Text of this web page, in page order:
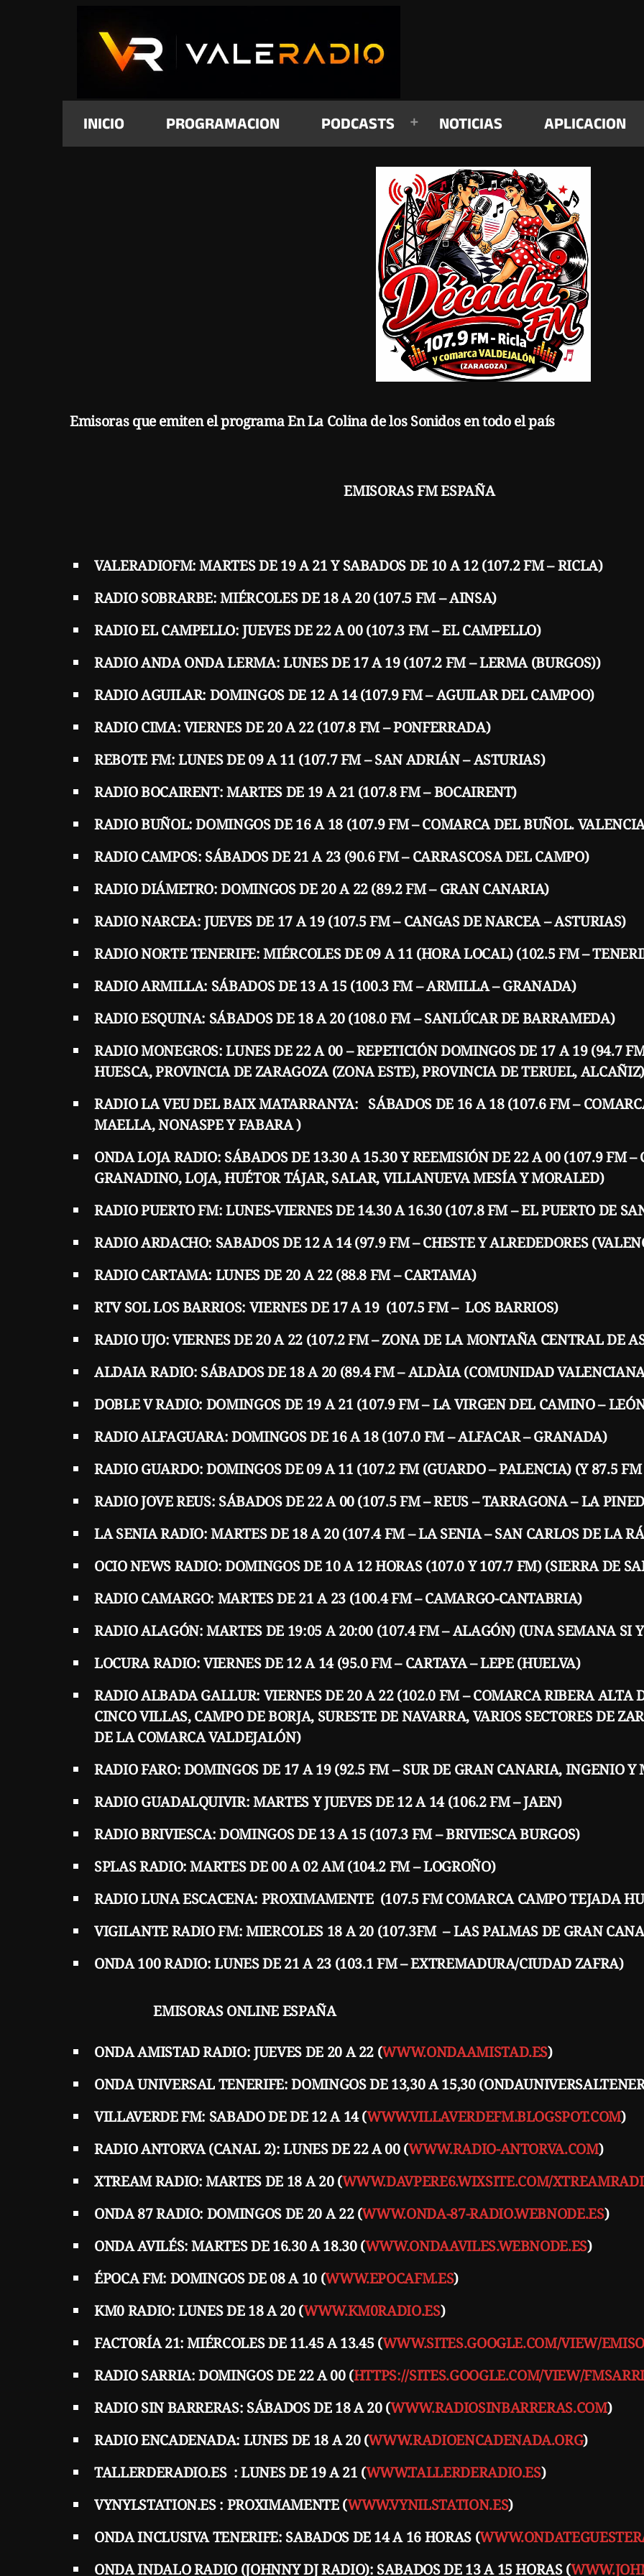
INICIO PROGRAMACION PODCASTS NOTICIAS APLICACION
Emisoras que emiten el programa En La Colina de los Sonidos en todo el país
EMISORAS FM ESPAÑA
VALERADIOFM: MARTES DE 19 A 21 Y SABADOS DE 10 A 12 (107.2 FM – RICLA)
RADIO SOBRARBE: MIÉRCOLES DE 18 A 20 (107.5 FM – AINSA)
RADIO EL CAMPELLO: JUEVES DE 22 A 00 (107.3 FM – EL CAMPELLO)
RADIO ANDA ONDA LERMA: LUNES DE 17 A 19 (107.2 FM – LERMA (BURGOS))
RADIO AGUILAR: DOMINGOS DE 12 A 14 (107.9 FM – AGUILAR DEL CAMPOO)
RADIO CIMA: VIERNES DE 20 A 22 (107.8 FM – PONFERRADA)
REBOTE FM: LUNES DE 09 A 11 (107.7 FM – SAN ADRIÁN – ASTURIAS)
RADIO BOCAIRENT: MARTES DE 19 A 21 (107.8 FM – BOCAIRENT)
RADIO BUÑOL: DOMINGOS DE 16 A 18 (107.9 FM – COMARCA DEL BUÑOL.
RADIO CAMPOS: SÁBADOS DE 21 A 23 (90.6 FM – CARRASCOSA DEL CAMPO)
RADIO DIÁMETRO: DOMINGOS DE 20 A 22 (89.2 FM – GRAN CANARIA)
RADIO NARCEA: JUEVES DE 17 A 19 (107.5 FM – CANGAS DE NARCEA – ASTURIAS)
RADIO NORTE TENERIFE: MIÉRCOLES DE 09 A 11 (HORA LOCAL) (102.5 FM –
RADIO ARMILLA: SÁBADOS DE 13 A 15 (100.3 FM – ARMILLA – GRANADA)
RADIO ESQUINA: SÁBADOS DE 18 A 20 (108.0 FM – SANLÚCAR DE BARRAMEDA)
RADIO MONEGROS: LUNES DE 22 A 00 – REPETICIÓN DOMINGOS DE 17 A 19 (94.7
HUESCA, PROVINCIA DE ZARAGOZA (ZONA ESTE), PROVINCIA DE TERUEL, ALCAÑIZ)
RADIO LA VEU DEL BAIX MATARRANYA: SÁBADOS DE 16 A 18 (107.6 FM –
MAELLA, NONASPE Y FABARA )
ONDA LOJA RADIO: SÁBADOS DE 13.30 A 15.30 Y REEMISIÓN DE 22 A 00 (107.9 FM
GRANADINO, LOJA, HUÉTOR TÁJAR, SALAR, VILLANUEVA MESÍA Y MORALED)
RADIO PUERTO FM: LUNES-VIERNES DE 14.30 A 16.30 (107.8 FM – EL PUERTO DE
RADIO ARDACHO: SABADOS DE 12 A 14 (97.9 FM – CHESTE Y ALREDEDORES
RADIO CARTAMA: LUNES DE 20 A 22 (88.8 FM – CARTAMA)
RTV SOL LOS BARRIOS: VIERNES DE 17 A 19 (107.5 FM – LOS BARRIOS)
RADIO UJO: VIERNES DE 20 A 22 (107.2 FM – ZONA DE LA MONTAÑA CENTRAL DE
ALDAIA RADIO: SÁBADOS DE 18 A 20 (89.4 FM – ALDÀIA (COMUNIDAD
DOBLE V RADIO: DOMINGOS DE 19 A 21 (107.9 FM – LA VIRGEN DEL CAMINO –
RADIO ALFAGUARA: DOMINGOS DE 16 A 18 (107.0 FM – ALFACAR – GRANADA)
RADIO GUARDO: DOMINGOS DE 09 A 11 (107.2 FM (GUARDO – PALENCIA) (Y 87.5
RADIO JOVE REUS: SÁBADOS DE 22 A 00 (107.5 FM – REUS – TARRAGONA – LA
LA SENIA RADIO: MARTES DE 18 A 20 (107.4 FM – LA SENIA – SAN CARLOS DE LA
OCIO NEWS RADIO: DOMINGOS DE 10 A 12 HORAS (107.0 Y 107.7 FM) (SIERRA DE
RADIO CAMARGO: MARTES DE 21 A 23 (100.4 FM – CAMARGO-CANTABRIA)
RADIO ALAGÓN: MARTES DE 19:05 A 20:00 (107.4 FM – ALAGÓN) (UNA SEMANA SI
LOCURA RADIO: VIERNES DE 12 A 14 (95.0 FM – CARTAYA – LEPE (HUELVA)
RADIO ALBADA GALLUR: VIERNES DE 20 A 22 (102.0 FM – COMARCA RIBERA ALTA
CINCO VILLAS, CAMPO DE BORJA, SURESTE DE NAVARRA, VARIOS SECTORES DE
DE LA COMARCA VALDEJALÓN)
RADIO FARO: DOMINGOS DE 17 A 19 (92.5 FM – SUR DE GRAN CANARIA, INGENIO Y
RADIO GUADALQUIVIR: MARTES Y JUEVES DE 12 A 14 (106.2 FM – JAEN)
RADIO BRIVIESCA: DOMINGOS DE 13 A 15 (107.3 FM – BRIVIESCA BURGOS)
SPLAS RADIO: MARTES DE 00 A 02 AM (104.2 FM – LOGROÑO)
RADIO LUNA ESCACENA: PROXIMAMENTE (107.5 FM COMARCA CAMPO TEJADA
VIGILANTE RADIO FM: MIERCOLES 18 A 20 (107.3FM – LAS PALMAS DE GRAN
ONDA 100 RADIO: LUNES DE 21 A 23 (103.1 FM – EXTREMADURA/CIUDAD ZAFRA)
EMISORAS ONLINE ESPAÑA
ONDA AMISTAD RADIO: JUEVES DE 20 A 22 (WWW.ONDAAMISTAD.ES)
ONDA UNIVERSAL TENERIFE: DOMINGOS DE 13,30 A 15,30
VILLAVERDE FM: SABADO DE DE 12 A 14 (WWW.VILLAVERDEFM.BLOGSPOT.COM)
RADIO ANTORVA (CANAL 2): LUNES DE 22 A 00 (WWW.RADIO-ANTORVA.COM)
XTREAM RADIO: MARTES DE 18 A 20 (WWW.DAVPERE6.WIXSITE.COM/
ONDA 87 RADIO: DOMINGOS DE 20 A 22 (WWW.ONDA-87-RADIO.WEBNODE.ES)
ONDA AVILÉS: MARTES DE 16.30 A 18.30 (WWW.ONDAAVILES.WEBNODE.ES)
ÉPOCA FM: DOMINGOS DE 08 A 10 (WWW.EPOCAFM.ES)
KM0 RADIO: LUNES DE 18 A 20 (WWW.KM0RADIO.ES)
FACTORÍA 21: MIÉRCOLES DE 11.45 A 13.45 (WWW.SITES.GOOGLE.COM/VIEW/
RADIO SARRIA: DOMINGOS DE 22 A 00 (HTTPS://SITES.GOOGLE.COM/VIEW/
RADIO SIN BARRERAS: SÁBADOS DE 18 A 20 (WWW.RADIOSINBARRERAS.COM)
RADIO ENCADENADA: LUNES DE 18 A 20 (WWW.RADIOENCADENADA.ORG)
TALLERDERADIO.ES : LUNES DE 19 A 21 (WWW.TALLERDERADIO.ES)
VYNYLSTATION.ES : PROXIMAMENTE (WWW.VYNILSTATION.ES)
ONDA INCLUSIVA TENERIFE: SABADOS DE 14 A 16 HORAS (
ONDA INDALO RADIO (JOHNNY DJ RADIO): SABADOS DE 13 A 15 HORAS (